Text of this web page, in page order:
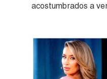
acostumbrados a